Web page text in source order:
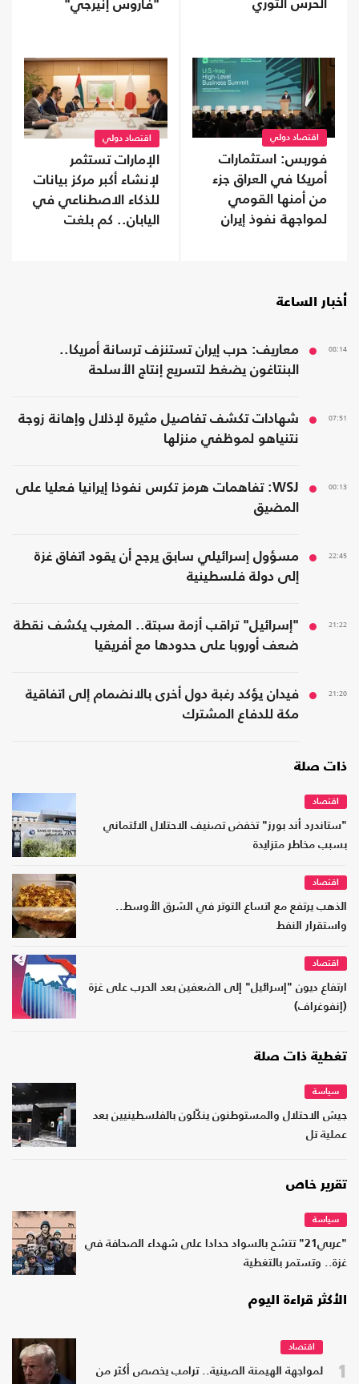
الحرس الثوري
"فاروس إنيرجي"
اقتصاد دولي
فوربس: استثمارات
أمريكا في العراق جزء
من أمنها القومي
لمواجهة نفوذ إيران
اقتصاد دولي
الإمارات تستثمر
لإنشاء أكبر مركز بيانات
للذكاء الاصطناعي في
اليابان.. كم بلغت
أخبار الساعة
08:14
معاريف: حرب إيران تستنزف ترسانة أمريكا..
البنتاغون يضغط لتسريع إنتاج الأسلحة
07:51
شهادات تكشف تفاصيل مثيرة لإذلال وإهانة زوجة
نتنياهو لموظفي منزلها
00:13
WSJ: تفاهمات هرمز تكرس نفوذا إيرانيا فعليا على
المضيق
22:45
مسؤول إسرائيلي سابق يرجح أن يقود اتفاق غزة
إلى دولة فلسطينية
21:22
"إسرائيل" تراقب أزمة سبتة.. المغرب يكشف نقطة
ضعف أوروبا على حدودها مع أفريقيا
21:20
فيدان يؤكد رغبة دول أخرى بالانضمام إلى اتفاقية
مكة للدفاع المشترك
ذات صلة
اقتصاد
"ستاندرد أند بورز" تخفض تصنيف الاحتلال الائتماني
بسبب مخاطر متزايدة
اقتصاد
الذهب يرتفع مع اتساع التوتر في الشرق الأوسط..
واستقرار النفط
اقتصاد
ارتفاع ديون "إسرائيل" إلى الضعفين بعد الحرب على غزة
(إنفوغراف)
تغطية ذات صلة
سياسة
جيش الاحتلال والمستوطنون ينكّلون بالفلسطينيين بعد
عملية تل
تقرير خاص
سياسة
"عربي21" تتشح بالسواد حدادا على شهداء الصحافة في
غزة.. وتستمر بالتغطية
الأكثر قراءة اليوم
1
اقتصاد
لمواجهة الهيمنة الصينية.. ترامب يخصص أكثر من